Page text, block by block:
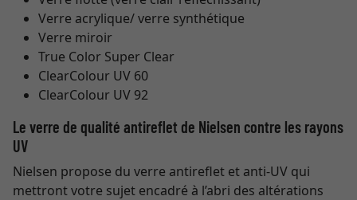
Verre acrylique/ verre synthétique
Verre miroir
True Color Super Clear
ClearColour UV 60
ClearColour UV 92
Le verre de qualité antireflet de Nielsen contre les rayons
UV
Nielsen propose du verre antireflet et anti-UV qui
mettront votre sujet encadré à l’abri des altérations